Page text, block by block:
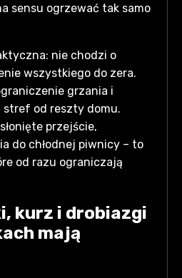
sensu ogrzewać tak samo
nie chodzi o
wszystkiego do zera.
grzania i
stref od reszty domu.
przejście,
do chłodnej piwnicy – to
od razu ograniczają
kurz i drobiazgi
mają